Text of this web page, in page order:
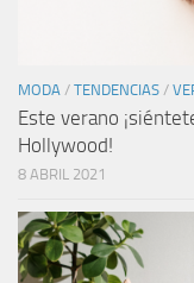
MODA / TENDENCIAS /
Este verano
Hollywood!
8 ABRIL 2021